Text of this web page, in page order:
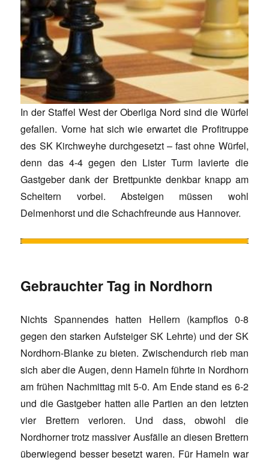
In der Staffel West der Oberliga Nord sind die Würfel
gefallen. Vorne hat sich wie erwartet die Profitruppe
des SK Kirchweyhe durchgesetzt – fast ohne Würfel,
denn das 4-4 gegen den Lister Turm lavierte die
Gastgeber dank der Brettpunkte denkbar knapp am
Scheitern vorbei. Absteigen müssen wohl
Delmenhorst und die Schachfreunde aus Hannover.
Gebrauchter Tag in Nordhorn
Nichts Spannendes hatten Hellern (kampflos 0-8
gegen den starken Aufsteiger SK Lehrte) und der SK
Nordhorn-Blanke zu bieten. Zwischendurch rieb man
sich aber die Augen, denn Hameln führte in Nordhorn
am frühen Nachmittag mit 5-0. Am Ende stand es 6-2
und die Gastgeber hatten alle Partien an den letzten
vier Brettern verloren. Und dass, obwohl die
Nordhorner trotz massiver Ausfälle an diesen Brettern
überwiegend besser besetzt waren. Für Hameln war